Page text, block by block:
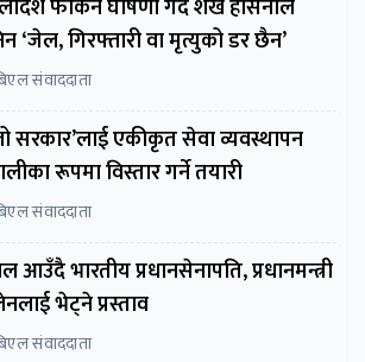
फर्किने घोषणा गर्दै शेख हसिनाले
‘जेल, गिरफ्तारी वा मृत्युको डर छैन’
संवाददाता
सरकार’लाई एकीकृत सेवा व्यवस्थापन
रूपमा विस्तार गर्ने तयारी
संवाददाता
आउँदै भारतीय प्रधानसेनापति, प्रधानमन्त्री
भेट्ने प्रस्ताव
संवाददाता